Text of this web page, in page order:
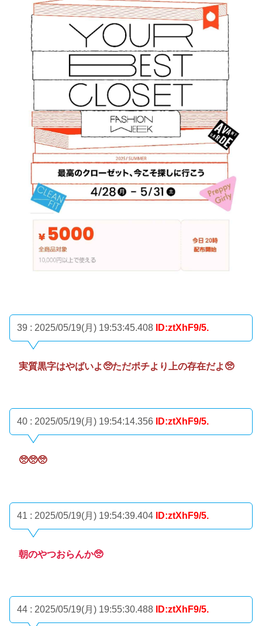
39 : 2025/05/19(月) 19:53:45.408 ID:ztXhF9/5.
実質黒字はやばいよ🥺ただポチより上の存在だよ🥺
40 : 2025/05/19(月) 19:54:14.356 ID:ztXhF9/5.
🥺🥺🥺
41 : 2025/05/19(月) 19:54:39.404 ID:ztXhF9/5.
朝のやつおらんか🥺
44 : 2025/05/19(月) 19:55:30.488 ID:ztXhF9/5.